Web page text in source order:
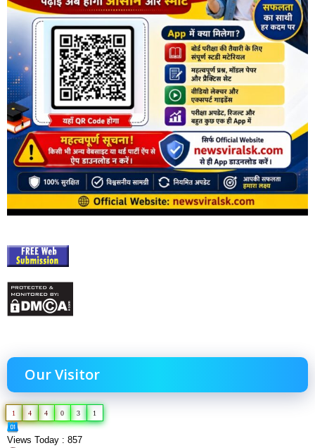
Our Visitor
1 4 4 0 3 1
Views Today : 857